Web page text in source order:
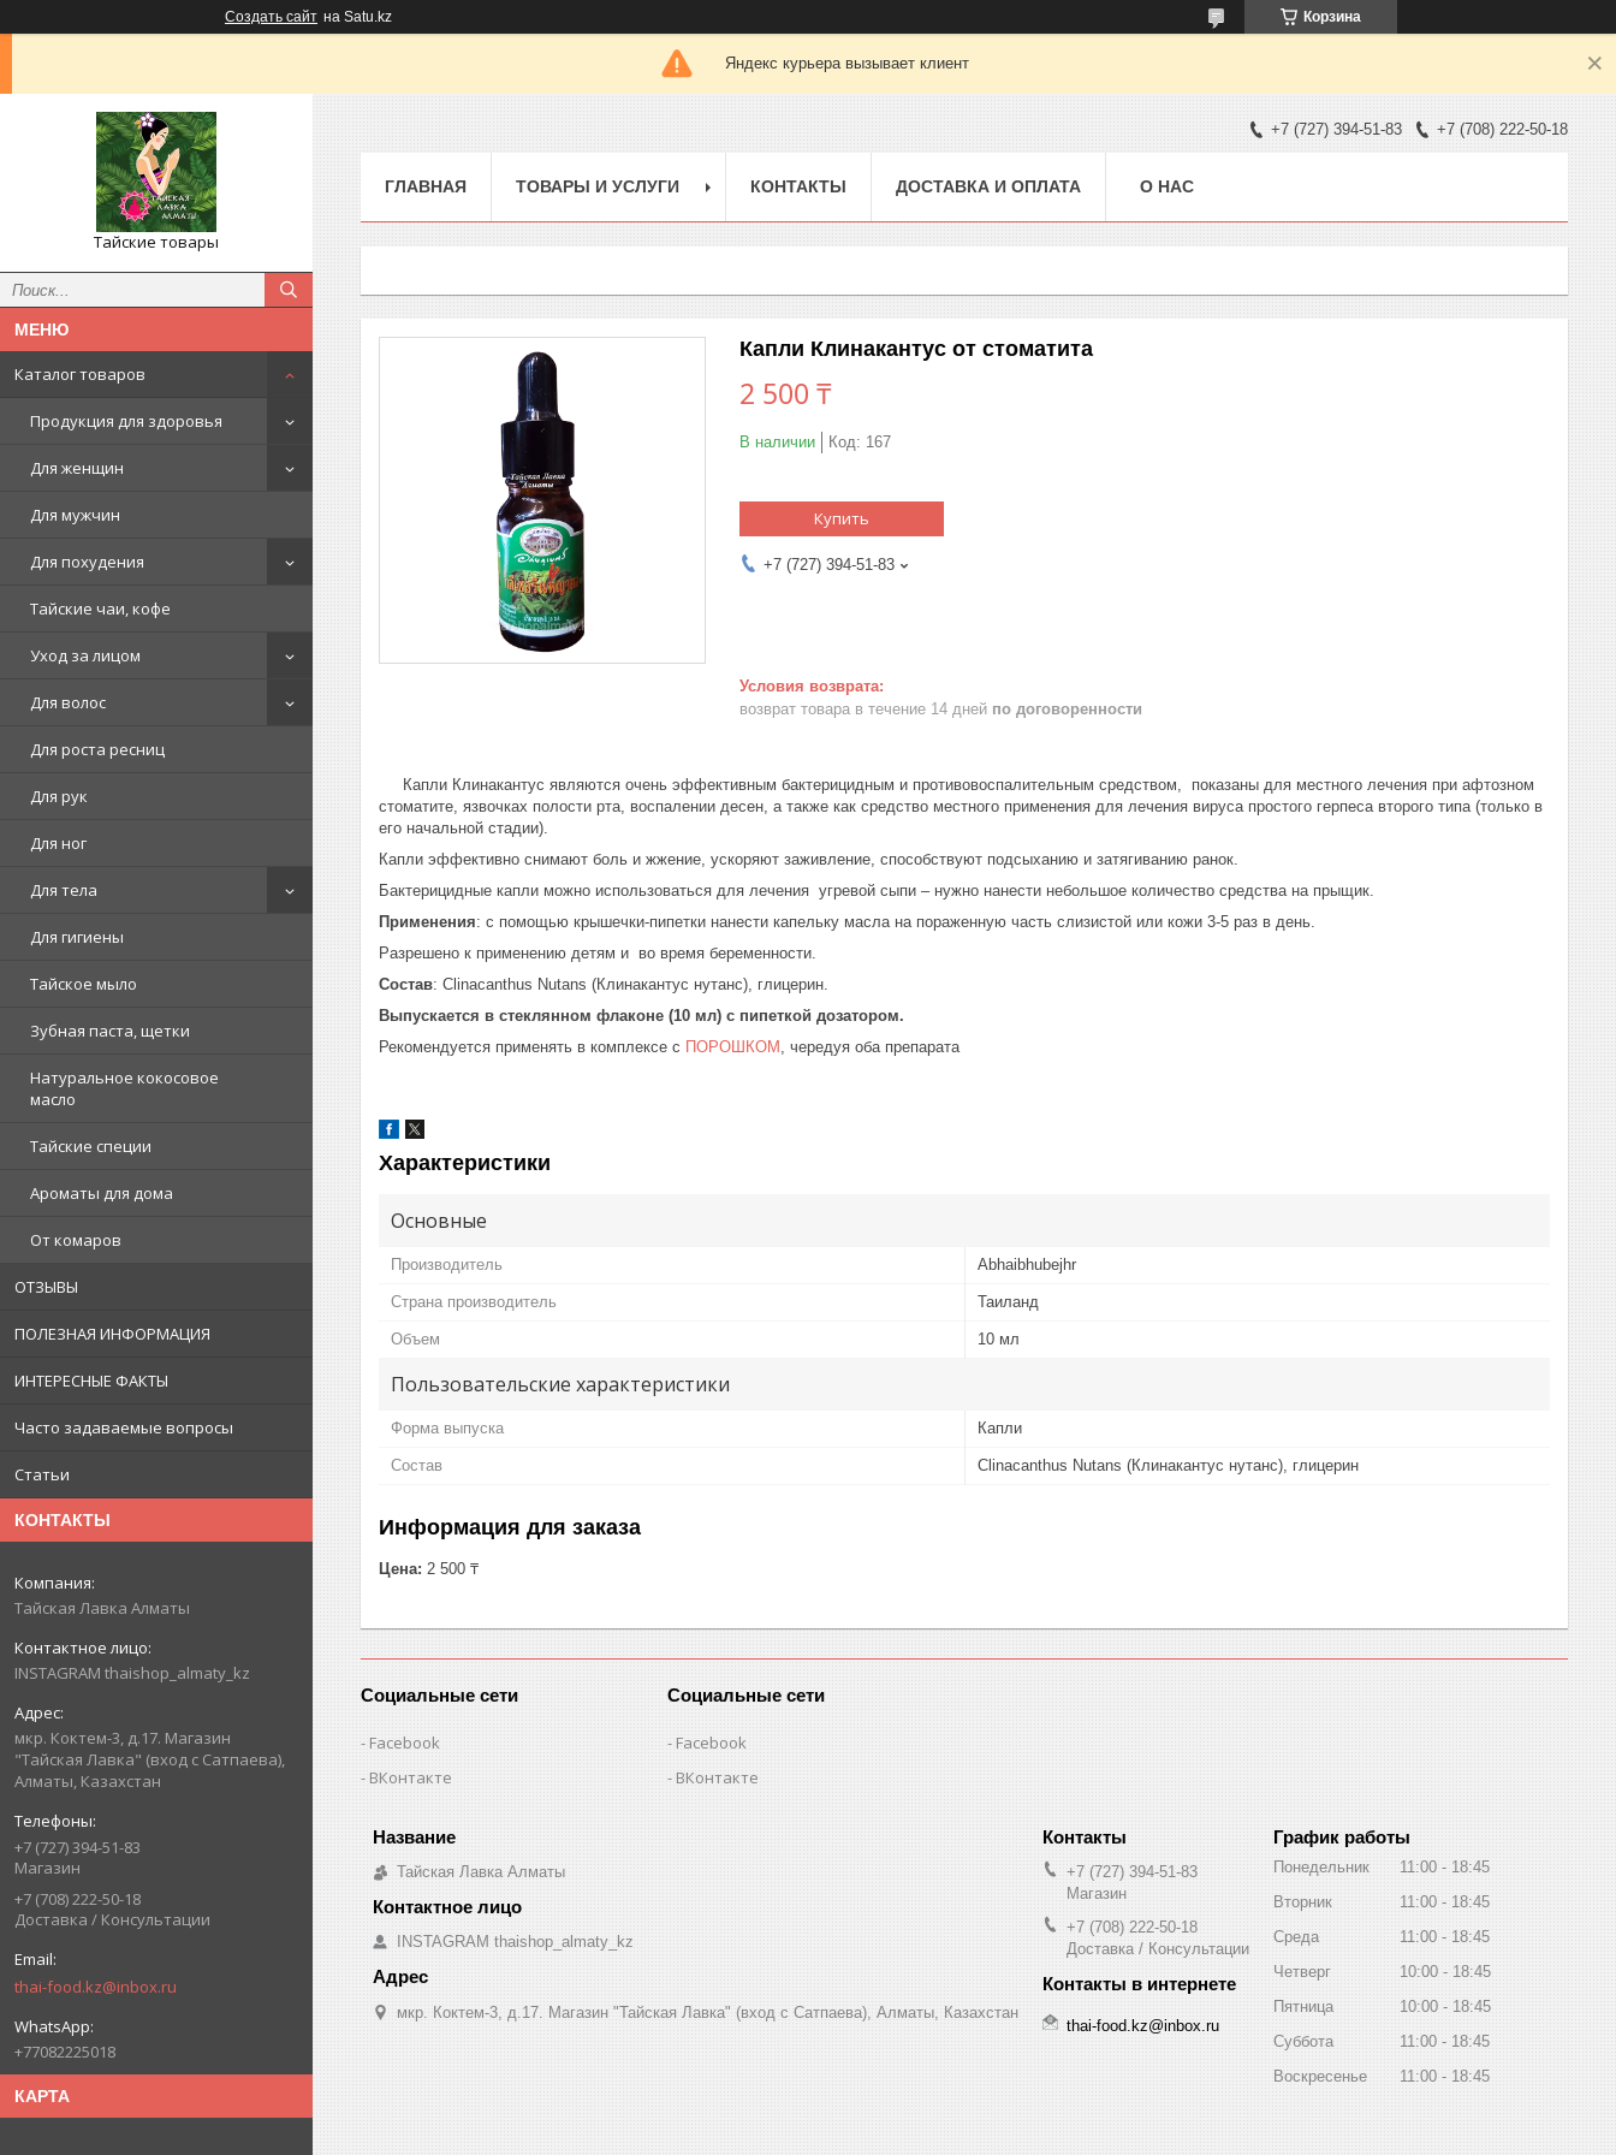
Создать сайт на Satu.kz Корзина
Яндекс курьера вызывает клиент
Тайские товары
Каталог товаров
Продукция для здоровья
Для женщин
Для мужчин
Для похудения
Тайские чаи, кофе
Уход за лицом
Для волос
Для роста ресниц
Для рук
Для ног
Для тела
Для гигиены
Тайское мыло
Зубная паста, щетки
Натуральное кокосовое
масло
Тайские специи
Ароматы для дома
От комаров
ОТЗЫВЫ
ПОЛЕЗНАЯ ИНФОРМАЦИЯ
ИНТЕРЕСНЫЕ ФАКТЫ
Часто задаваемые вопросы
Статьи
КОНТАКТЫ
Тайская Лавка Алматы
INSTAGRAM thaishop_almaty_kz
мкр. Коктем-3, д.17. Магазин
"Тайская Лавка" (вход с Сатпаева),
Алматы, Казахстан
+7 (727) 394-51-83
Магазин
+7 (708) 222-50-18
Доставка / Консультации
thai-food.kz@inbox.ru
+77082225018
КАРТА
+7 (727) 394-51-83 +7 (708) 222-50-18
ГЛАВНАЯ ТОВАРЫ И УСЛУГИ КОНТАКТЫ ДОСТАВКА И ОПЛАТА О НАС
Капли Клинакантус от стоматита
2 500 ₸
В наличии Код: 167
Купить
+7 (727) 394-51-83
возврат товара в течение 14 дней по договоренности
Капли Клинакантус являются очень эффективным бактерицидным и противовоспалительным средством, показаны для местного лечения при афтозном
стоматите, язвочках полости рта, воспалении десен, а также как средство местного применения для лечения вируса простого герпеса второго типа (только в
его начальной стадии).
Капли эффективно снимают боль и жжение, ускоряют заживление, способствуют подсыханию и затягиванию ранок.
Бактерицидные капли можно использоваться для лечения угревой сыпи – нужно нанести небольшое количество средства на прыщик.
Применения: с помощью крышечки-пипетки нанести капельку масла на пораженную часть слизистой или кожи 3-5 раз в день.
Разрешено к применению детям и во время беременности.
Состав: Clinacanthus Nutans (Клинакантус нутанс), глицерин.
Выпускается в стеклянном флаконе (10 мл) с пипеткой дозатором.
Рекомендуется применять в комплексе с ПОРОШКОМ , чередуя оба препарата
Характеристики
Основные
Производитель Abhaibhubejhr
Страна производитель Таиланд
Объем 10 мл
Пользовательские характеристики
Форма выпуска Капли
Состав Clinacanthus Nutans (Клинакантус нутанс), глицерин
Информация для заказа
Цена: 2 500 ₸
Социальные сети
Facebook
ВКонтакте
Социальные сети
Facebook
ВКонтакте
Тайская Лавка Алматы
INSTAGRAM thaishop_almaty_kz
мкр. Коктем-3, д.17. Магазин "Тайская Лавка" (вход с Сатпаева), Алматы, Казахстан
+7 (727) 394-51-83
Магазин
+7 (708) 222-50-18
Доставка / Консультации
thai-food.kz@inbox.ru
График работы
Понедельник 11:00
18:45
Вторник
11:00
18:45
Среда
11:00
18:45
Четверг
10:00
18:45
Пятница
10:00
18:45
Суббота
11:00
18:45
Воскресенье
11:00 18:45